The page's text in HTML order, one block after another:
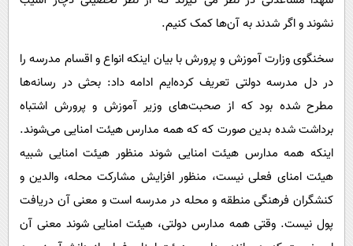
نشوند و اگر شدند به آن‌ها کمک کنیم.
سخنگوی وزارت آموزش و پرورش با بیان اینکه انواع و اقسام مدرسه را
در دل مدرسه دولتی تعریف کرده‌ایم ادامه داد: بحثی در رسانه‌ها
مطرح شده بود که از صحبت‌های وزیر آموزش و پرورش اشتباه
برداشت شده بدین صورت که که همه مدارس هیئت امنایی می‌شوند.
اینکه همه مدارس هیئت امنایی شوند منظور هیئت امنایی شبیه
هیئت امنای فعلی نیست، منظور افزایش مشارکت محله، والدین و
کنشگران فرهنگی منطقه و محله در مدرسه است و معنی آن دریافت
پول نیست. وقتی همه مدارس دولتی، هیئت امنایی شوند معنی آن